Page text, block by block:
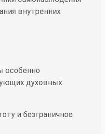
внутренних
духовных
и безграничное